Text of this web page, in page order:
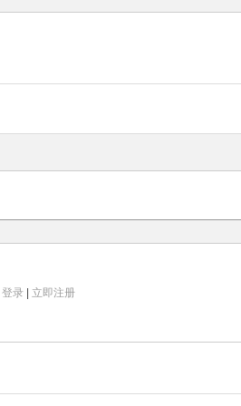
登录| 立即注册